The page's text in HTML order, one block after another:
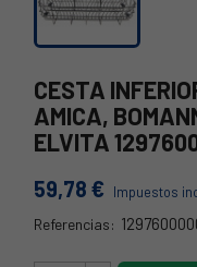
CESTA
AMICA,
ELVITA
59,78 € Impuestos
Referencias:
129760000076